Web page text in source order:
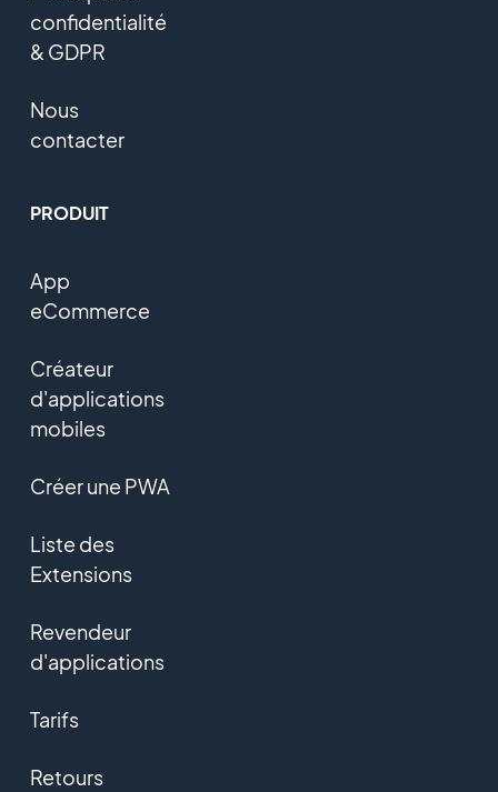
confidentialité
& GDPR
Nous
contacter
PRODUIT
App
eCommerce
Créateur
d'applications
mobiles
Créer une PWA
Liste des
Extensions
Revendeur
d'applications
Tarifs
Retours